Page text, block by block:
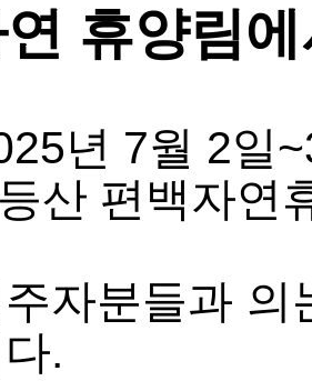
휴양림
년 7월 2일
산 편백자연
자분들과
.